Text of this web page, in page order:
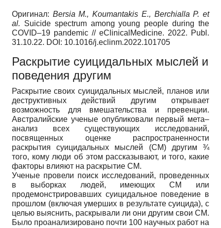
Оригинал: Bersia M., Koumantakis E., Berchialla P. et
al. Suicide spectrum among young people during the
COVID–19 pandemic // еClinicalMedicine. 2022. Publ.
31.10.22. DOI: 10.1016/j.eclinm.2022.101705
Раскрытие суицидальных мыслей и
поведения другим
Раскрытие своих суицидальных мыслей, планов или
деструктивных действий другим открывает
возможность для вмешательства и превенции.
Австралийские ученые опубликовали первый мета–
анализ всех существующих исследований,
посвященных оценке распространенности
раскрытия суицидальных мыслей (СМ) другим ¾
того, кому люди об этом рассказывают, и того, какие
факторы влияют на раскрытие СМ.
Ученые провели поиск исследований, проведенных
в выборках людей, имеющих СМ или
продемонстрировавших суицидальное поведение в
прошлом (включая умерших в результате суицида), с
целью выяснить, раскрывали ли они другим свои СМ.
Было проанализировано почти 100 научных работ на